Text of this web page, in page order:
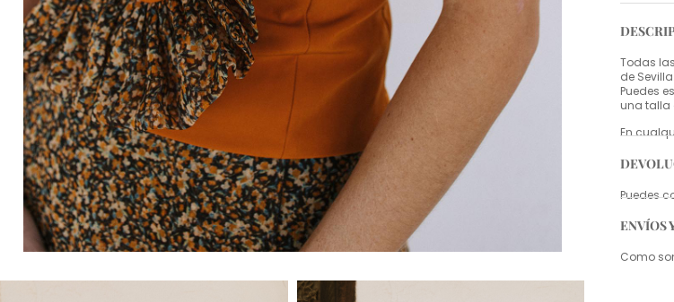
Todas
de Sevilla.
Puedes
una talla
En
Puedes
ENVÍOS
Como